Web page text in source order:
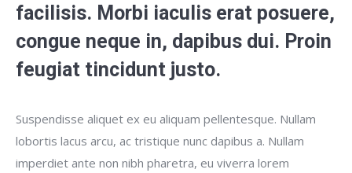
facilisis. Morbi iaculis erat posuere,
congue neque in, dapibus dui. Proin
feugiat tincidunt justo.
Suspendisse aliquet ex eu aliquam pellentesque. Nullam
lobortis lacus arcu, ac tristique nunc dapibus a. Nullam
imperdiet ante non nibh pharetra, eu viverra lorem